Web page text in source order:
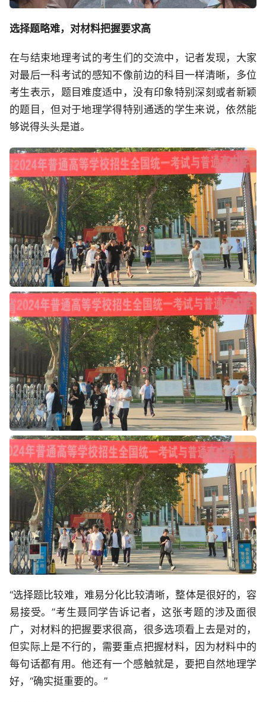
选择题略难，对材料把握要求高
在与结束地理考试的考生们的交流中，记者发现，大家
对最后一科考试的感知不像前边的科目一样清晰，多位
考生表示，题目难度适中，没有印象特别深刻或者新颖
的题目，但对于地理学得特别通透的学生来说，依然能
够说得头头是道。
“选择题比较难，难易分化比较清晰，整体是很好的，容
易接受。”考生聂同学告诉记者，这张考题的涉及面很
广，对材料的把握要求很高，很多选项看上去是对的，
但实际上是不行的，需要重点把握材料，因为材料中的
每句话都有用。他还有一个感触就是，要把自然地理学
好，“确实挺重要的。”